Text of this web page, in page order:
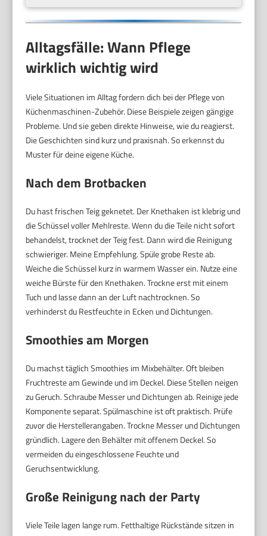
Alltagsfälle: Wann Pflege
wirklich wichtig wird
Viele Situationen im Alltag fordern dich bei der Pflege von
Küchenmaschinen-Zubehör. Diese Beispiele zeigen gängige
Probleme. Und sie geben direkte Hinweise, wie du reagierst.
Die Geschichten sind kurz und praxisnah. So erkennst du
Muster für deine eigene Küche.
Nach dem Brotbacken
Du hast frischen Teig geknetet. Der Knethaken ist klebrig und
die Schüssel voller Mehlreste. Wenn du die Teile nicht sofort
behandelst, trocknet der Teig fest. Dann wird die Reinigung
schwieriger. Meine Empfehlung. Spüle grobe Reste ab.
Weiche die Schüssel kurz in warmem Wasser ein. Nutze eine
weiche Bürste für den Knethaken. Trockne erst mit einem
Tuch und lasse dann an der Luft nachtrocknen. So
verhinderst du Restfeuchte in Ecken und Dichtungen.
Smoothies am Morgen
Du machst täglich Smoothies im Mixbehälter. Oft bleiben
Fruchtreste am Gewinde und im Deckel. Diese Stellen neigen
zu Geruch. Schraube Messer und Dichtungen ab. Reinige jede
Komponente separat. Spülmaschine ist oft praktisch. Prüfe
zuvor die Herstellerangaben. Trockne Messer und Dichtungen
gründlich. Lagere den Behälter mit offenem Deckel. So
vermeiden du eingeschlossene Feuchte und
Geruchsentwicklung.
Große Reinigung nach der Party
Viele Teile lagen lange rum. Fetthaltige Rückstände sitzen in